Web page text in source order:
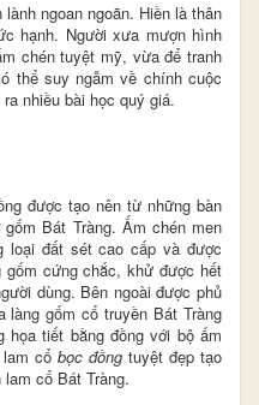
ngoan ngoãn. Hiền là thân
hạnh. Người xưa mượn hình
chén tuyệt mỹ, vừa để tranh
thể suy ngẫm về chính cuộc
nhiều bài học quý giá.
được tạo nên từ những bàn
Bát Tràng. Ấm chén men
loại đất sét cao cấp và được
gốm cứng chắc, khử được hết
dùng. Bên ngoài được phủ
làng gốm cổ truyền Bát Tràng
họa tiết bằng đồng với bộ ấm
cổ bọc đồngtuyệt đẹptạo
cổ Bát Tràng.